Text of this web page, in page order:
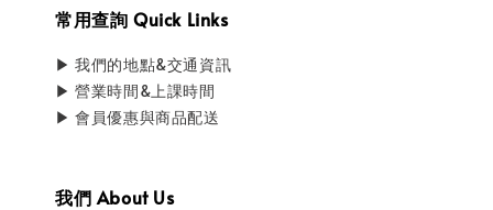
常用查詢 Quick Links
▶ 我們的地點&交通資訊
▶ 營業時間&上課時間
▶ 會員優惠與商品配送
我們 About Us